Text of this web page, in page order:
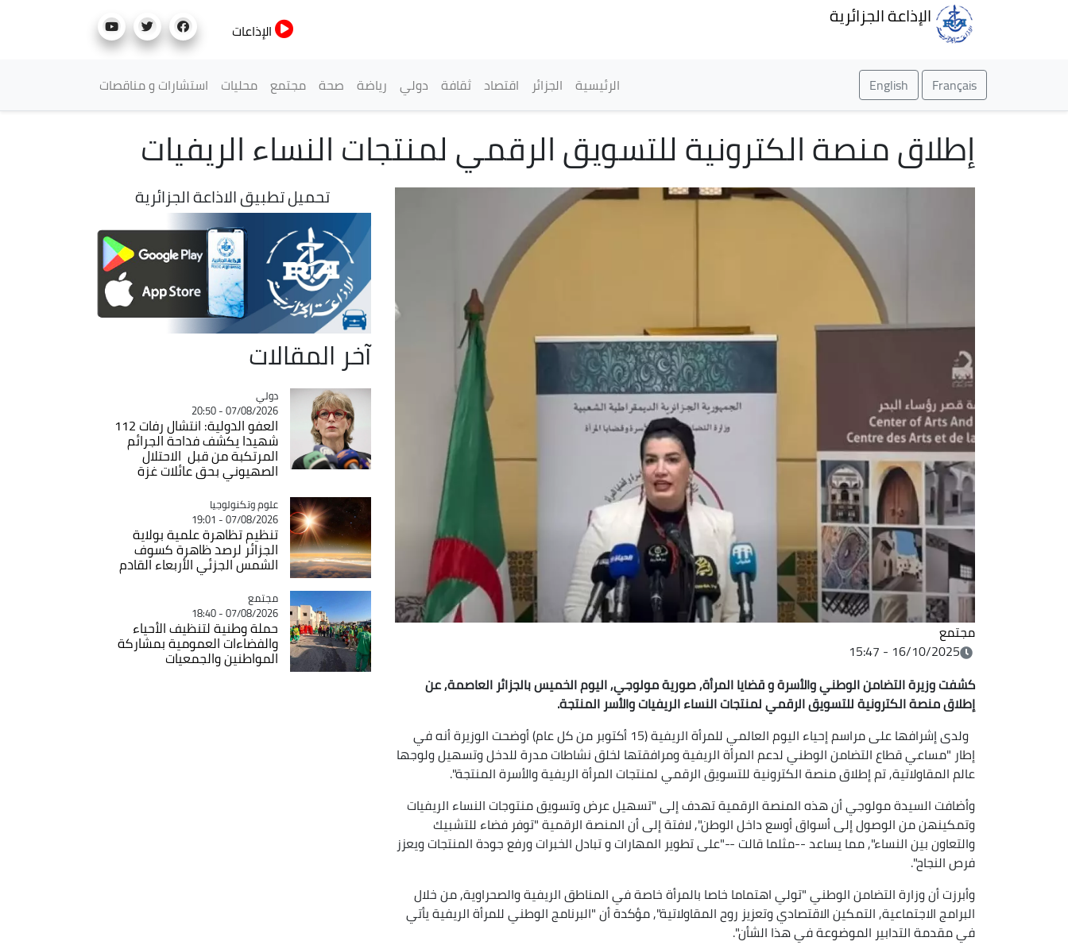
الإذاعة الجزائرية
الإذاعات
Français
English القائمة الرئيسية
الرئيسية الجزائر اقتصاد ثقافة دولي رياضة صحة مجتمع محليات استشارات و مناقصات
إطلاق منصة الكترونية للتسويق الرقمي لمنتجات النساء الريفيات
مجتمع
16/10/2025 - 15:47
كشفت وزيرة التضامن الوطني والأسرة و قضايا المرأة, صورية مولوجي, اليوم الخميس بالجزائر العاصمة, عن
إطلاق منصة الكترونية للتسويق الرقمي لمنتجات النساء الريفيات والأسر المنتجة.
ولدى إشرافها على مراسم إحياء اليوم العالمي للمرأة الريفية (15 أكتوبر من كل عام) أوضحت الوزيرة أنه في
إطار "مساعي قطاع التضامن الوطني لدعم المرأة الريفية ومرافقتها لخلق نشاطات مدرة للدخل وتسهيل ولوجها
عالم المقاولاتية, تم إطلاق منصة الكترونية للتسويق الرقمي لمنتجات المرأة الريفية والأسرة المنتجة".
وأضافت السيدة مولوجي أن هذه المنصة الرقمية تهدف إلى "تسهيل عرض وتسويق منتوجات النساء الريفيات
وتمكينهن من الوصول إلى أسواق أوسع داخل الوطن", لافتة إلى أن المنصة الرقمية "توفر فضاء للتشبيك
والتعاون بين النساء", مما يساعد --مثلما قالت --"على تطوير المهارات و تبادل الخبرات ورفع جودة المنتجات ويعزز
فرص النجاح".
وأبرزت أن وزارة التضامن الوطني "تولي اهتماما خاصا بالمرأة خاصة في المناطق الريفية والصحراوية, من خلال
البرامج الاجتماعية, التمكين الاقتصادي وتعزيز روح المقاولاتية", مؤكدة أن "البرنامج الوطني للمرأة الريفية يأتي
في مقدمة التدابير الموضوعة في هذا الشأن".
تحميل تطبيق الاذاعة الجزائرية
آخر المقالات
Catégorie
دولي
07/08/2026 - 20:50
العفو الدولية: انتشال رفات 112
شهيدا يكشف فداحة الجرائم
المرتكبة من قبل الاحتلال
الصهيوني بحق عائلات غزة
Catégorie
علوم وتكنولوجيا
07/08/2026 - 19:01
تنظيم تظاهرة علمية بولاية
الجزائر لرصد ظاهرة كسوف
الشمس الجزئي الأربعاء القادم
Catégorie
مجتمع
07/08/2026 - 18:40
حملة وطنية لتنظيف الأحياء
والفضاءات العمومية بمشاركة
المواطنين والجمعيات